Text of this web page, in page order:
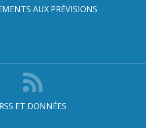
AUX PRÉVISIONS
RSS ET DONNÉES